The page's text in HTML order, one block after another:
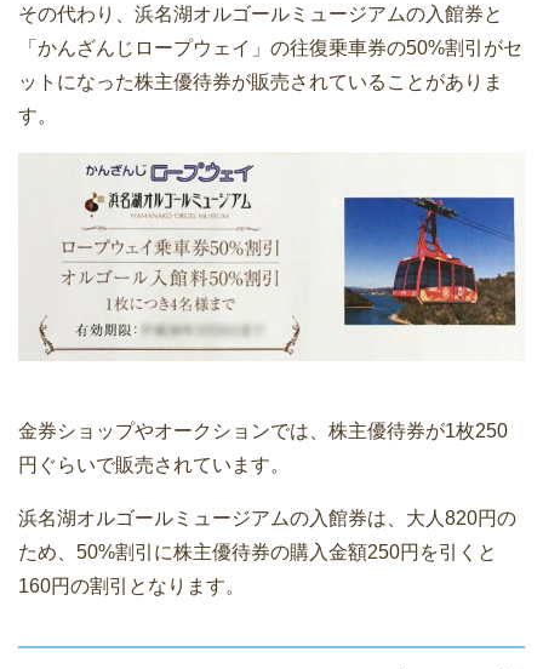
その代わり、浜名湖オルゴールミュージアムの入館券と
「かんざんじロープウェイ」の往復乗車券の50%割引がセ
ットになった株主優待券が販売されていることがありま
す。
金券ショップやオークションでは、株主優待券が1枚250
円ぐらいで販売されています。
浜名湖オルゴールミュージアムの入館券は、大人820円の
ため、50%割引に株主優待券の購入金額250円を引くと
160円の割引となります。